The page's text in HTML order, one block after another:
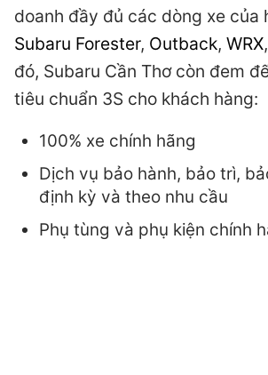
doanh đầy đủ các dòng xe của
Subaru Forester, Outback, WRX
đó, Subaru Cần Thơ còn đem
tiêu chuẩn 3S cho khách hàng:
100% xe chính hãng
Dịch vụ bảo hành, bảo trì,
định kỳ và theo nhu cầu
Phụ tùng và phụ kiện chính